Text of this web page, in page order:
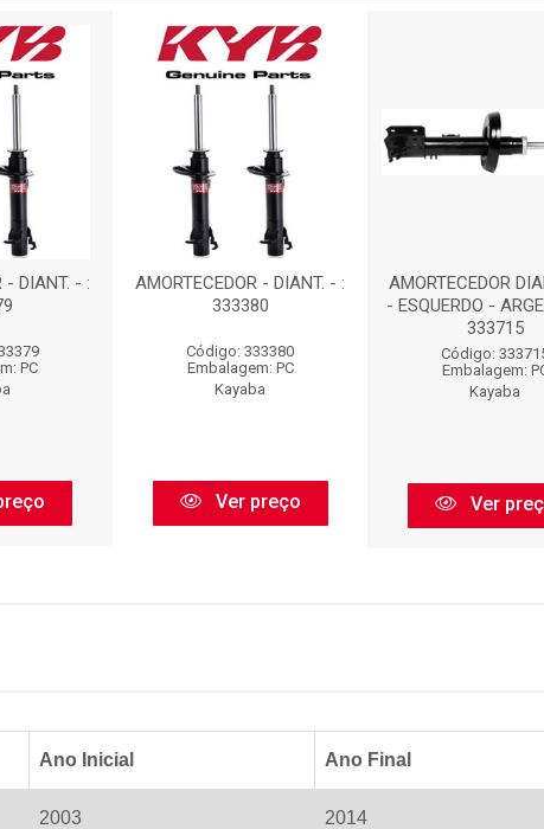
- DIANT. - :
PC
AMORTECEDOR - DIANT. - :
333380
Código: 333380
Embalagem: PC
Kayaba
Ver preço
AMORTECEDOR
- ESQUERDO -
333715
Código:
Embalagem:
Kayaba
Ver
Ano Inicial Ano Final
2003 2014